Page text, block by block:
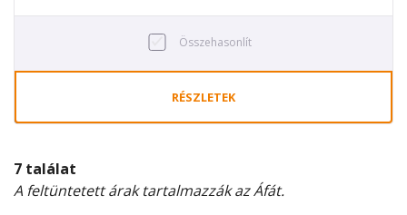
Összehasonlít
RÉSZLETEK
7 találat
A feltüntetett árak tartalmazzák az Áfát.